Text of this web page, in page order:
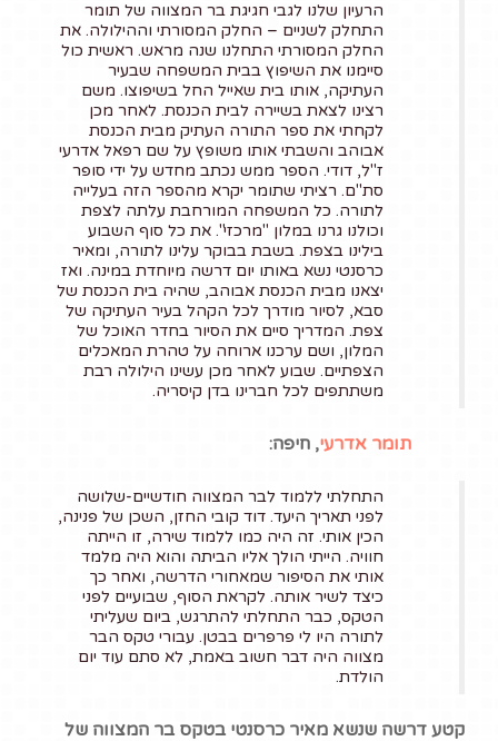
הרעיון שלנו לגבי חגיגת בר המצווה של תומר
התחלק לשניים – החלק המסורתי וההילולה. את
החלק המסורתי התחלנו שנה מראש. ראשית כול
סיימנו את השיפוץ בבית המשפחה שבעיר
העתיקה, אותו בית שאייל החל בשיפוצו. משם
רצינו לצאת בשיירה לבית הכנסת. לאחר מכן
לקחתי את ספר התורה העתיק מבית הכנסת
אבוהב והשבתי אותו משופץ על שם רפאל אדרעי
ז"ל, דודי. הספר ממש נכתב מחדש על ידי סופר
סת"ם. רציתי שתומר יקרא מהספר הזה בעלייה
לתורה. כל המשפחה המורחבת עלתה לצפת
וכולנו גרנו במלון "מרכזי". את כל סוף השבוע
בילינו בצפת. בשבת בבוקר עלינו לתורה, ומאיר
כרסנטי נשא באותו יום דרשה מיוחדת במינה. ואז
יצאנו מבית הכנסת אבוהב, שהיה בית הכנסת של
סבא, לסיור מודרך לכל הקהל בעיר העתיקה של
צפת. המדריך סיים את הסיור בחדר האוכל של
המלון, ושם ערכנו ארוחה על טהרת המאכלים
הצפתיים. שבוע לאחר מכן עשינו הילולה רבת
משתתפים לכל חברינו בדן קיסריה.
תומר אדרעי, חיפה:
התחלתי ללמוד לבר המצווה חודשיים-שלושה
לפני תאריך היעד. דוד קובי החזן, השכן של פנינה,
הכין אותי. זה היה כמו ללמוד שירה, זו הייתה
חוויה. הייתי הולך אליו הביתה והוא היה מלמד
אותי את הסיפור שמאחורי הדרשה, ואחר כך
כיצד לשיר אותה. לקראת הסוף, שבועיים לפני
הטקס, כבר התחלתי להתרגש, ביום שעליתי
לתורה היו לי פרפרים בבטן. עבורי טקס הבר
מצווה היה דבר חשוב באמת, לא סתם עוד יום
הולדת.
קטע דרשה שנשא מאיר כרסנטי בטקס בר המצווה של